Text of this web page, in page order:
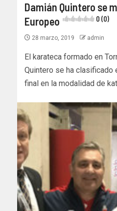
Damián Quintero se
Europeo
0 (0)
28 marzo, 2019 admin
El karateca formado en
Quintero se ha clasificado
final en la modalidad de